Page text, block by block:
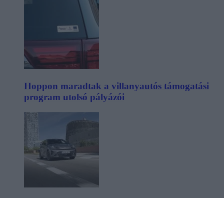
Hoppon maradtak a villanyautós támogatási
program utolsó pályázói